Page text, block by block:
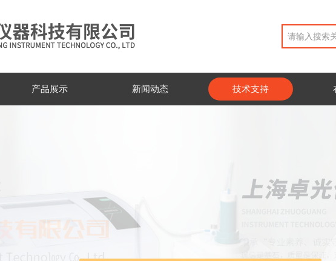
产品展示 新闻动态 技术支持